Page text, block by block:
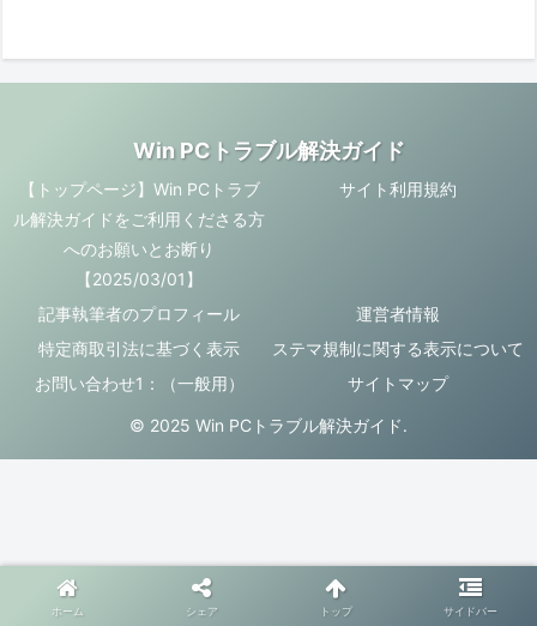
Win PCトラブル解決ガイド
【トップページ】Win PCトラブ
ル解決ガイドをご利用くださる方
へのお願いとお断り
【2025/03/01】
サイト利用規約
記事執筆者のプロフィール
運営者情報
特定商取引法に基づく表示
ステマ規制に関する表示について
お問い合わせ1：（一般用）
サイトマップ
© 2025 Win PCトラブル解決ガイド.
ホーム シェア トップ サイドバー